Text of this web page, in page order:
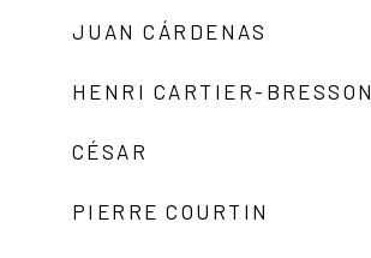
JUAN CÁRDENAS
HENRI CARTIER-BRESSON
CÉSAR
PIERRE COURTIN